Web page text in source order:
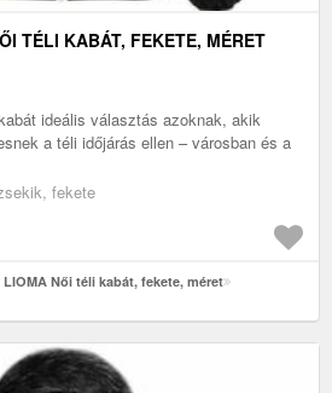
TÉLI KABÁT, FEKETE, MÉRET
ideális választás azoknak, akik
a téli időjárás ellen – városban és a
fekete
Női téli kabát, fekete, méret